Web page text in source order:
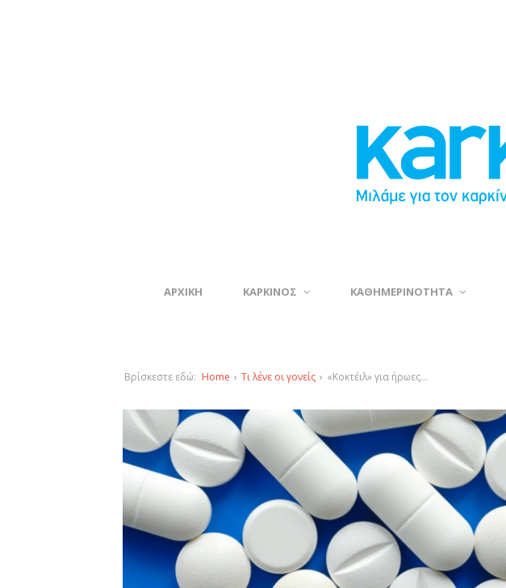
ΑΡΧΙΚΗ ΚΑΡΚΙΝΟΣ ΚΑΘΗΜΕΡΙΝΟΤΗΤΑ
Βρίσκεστε εδώ: Home › Τι λένε οι γονείς › «Κοκτέιλ» για ήρωες…